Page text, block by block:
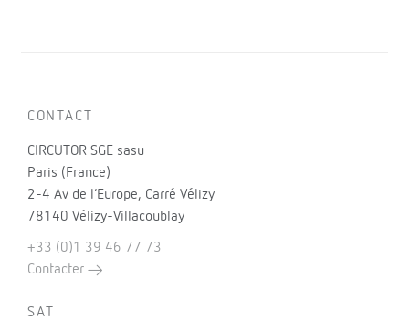
CONTACT
CIRCUTOR SGE sasu
Paris (France)
2-4 Av de l’Europe, Carré Vélizy
78140 Vélizy-Villacoublay
+33 (0)1 39 46 77 73
Contacter
SAT